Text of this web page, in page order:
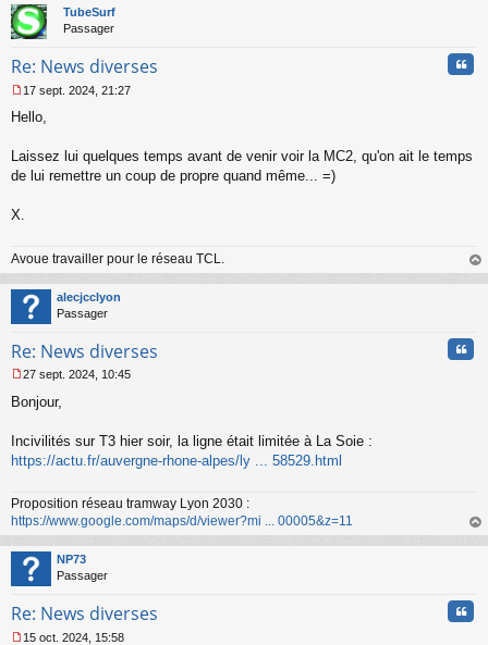
TubeSurf
Passager
Re: News diverses
e
s
g
n
l
u
17 sept. 2024, 21:27
Hello,
Laissez lui quelques temps avant de venir voir la MC2, qu'on ait le temps
de lui remettre un coup de propre quand même... =)
X.
Avoue travailler pour le réseau TCL.
au
alecjcclyon
Passager
Re: News diverses
e
g
n
o
n
l
u
27 sept. 2024, 10:45
Bonjour,
Incivilités sur T3 hier soir, la ligne était limitée à La Soie :
https://actu.fr/auvergne-rhone-alpes/ly ... 58529.html
Proposition réseau tramway Lyon 2030 :
https://www.google.com/maps/d/viewer?mi ... 00005&z=11
au
NP73
Passager
Re: News diverses
15 oct. 2024, 15:58